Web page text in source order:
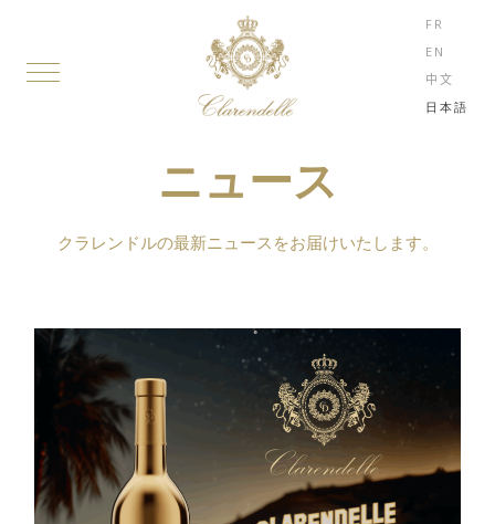
FR
EN
中文
日本語
ニュース
クラレンドルの最新ニュースをお届けいたします。